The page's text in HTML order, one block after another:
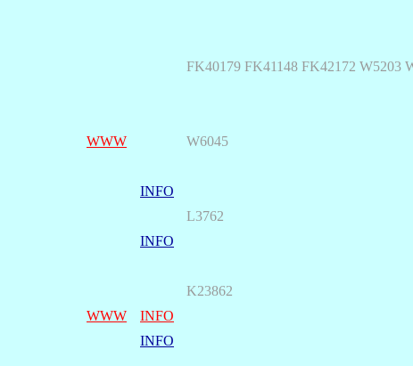
FK40179 FK41148 FK42172 W5203
WWW
W6045
INFO
L3762
INFO
K23862
WWW
INFO
INFO